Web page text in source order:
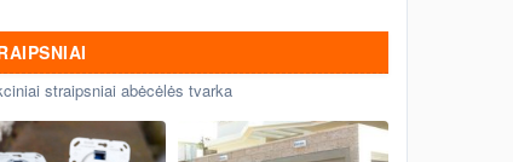
straipsniai abėcėlės tvarka